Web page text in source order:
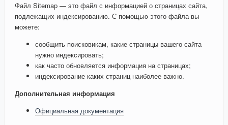
Файл Sitemap — это файл с информацией о страницах сайта,
подлежащих индексированию. С помощью этого файла вы
можете:
сообщить поисковикам, какие страницы вашего сайта
нужно индексировать;
как часто обновляется информация на страницах;
индексирование каких страниц наиболее важно.
Дополнительная информация
Официальная документация